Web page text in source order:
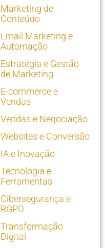
Marketing de
Conteúdo
Email Marketing e
Automação
Estratégia e Gestão
de Marketing
E-commerce e
Vendas
Vendas e Negociação
Websites e Conversão
IA e Inovação
Tecnologia e
Ferramentas
Cibersegurança e
RGPD
Transformação
Digital